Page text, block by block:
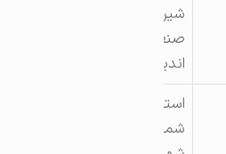
شیروان شهرک
صنعتی،
اندیشه3
استان خراسان
شمالی